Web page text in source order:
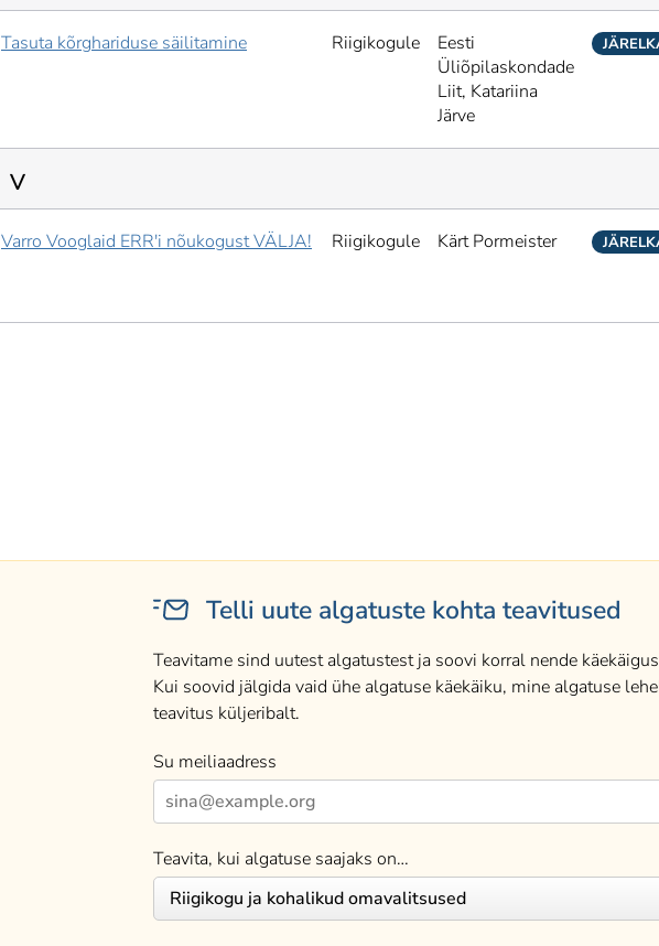
Tasuta kõrghariduse säilitamine Riigikogule
Eesti
Üliõpilaskondade
Liit, Katariina
Järve
V
Varro Vooglaid ERR'i nõukogust VÄLJA! Riigikogule Kärt Pormeister
Telli uute algatuste kohta teavitused
Teavitame sind uutest algatustest ja soovi korral nende
Kui soovid jälgida vaid ühe algatuse käekäiku, mine algatuse
teavitus küljeribalt.
Su meiliaadress
Teavita, kui algatuse saajaks on…